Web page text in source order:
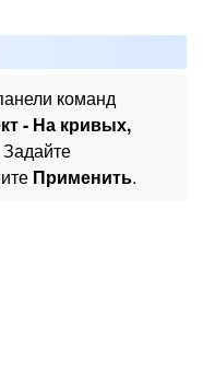
команд
- На кривых,
Задайте
Применить.